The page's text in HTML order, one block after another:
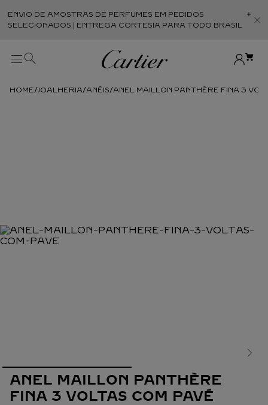
ENVIO DE AMOSTRAS DE PERFUMES EM PEDIDOS
SELECIONADOS | ENTREGA CORTESIA PARA TODO BRASIL
JOALHERIA ANÉIS ANEL MAILLON PANTHÈRE FINA 3
ANEL MAILLON PANTHÈRE
FINA 3 VOLTAS COM PAVÉ